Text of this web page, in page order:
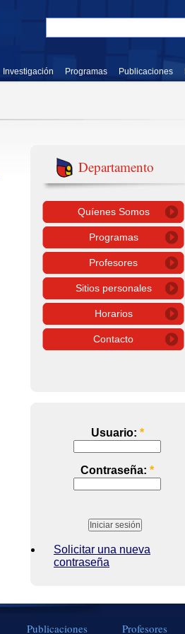
Investigación Programas Publicaciones
Departamento
Quíenes Somos
Programas
Profesores
Sitios personales
Horarios
Contacto
Usuario: *
Contraseña: *
Solicitar una nueva
contraseña
Publicaciones Profesores